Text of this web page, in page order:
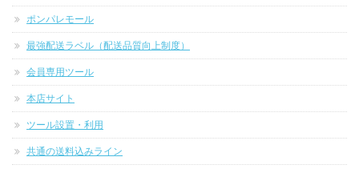
ポンパレモール
最強配送ラベル（配送品質向上制度）
会員専用ツール
本店サイト
ツール設置・利用
共通の送料込みライン